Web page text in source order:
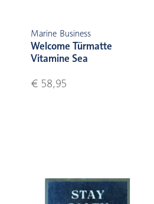
Marine Business
Welcome Türmatte
Vitamine Sea
€ 58,95